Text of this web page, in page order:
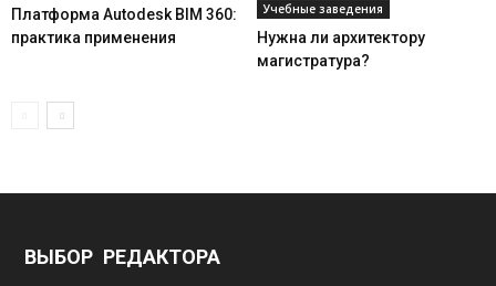
Платформа Autodesk BIM 360:
практика применения
Учебные заведения
Нужна ли архитектору
магистратура?
ВЫБОР РЕДАКТОРА